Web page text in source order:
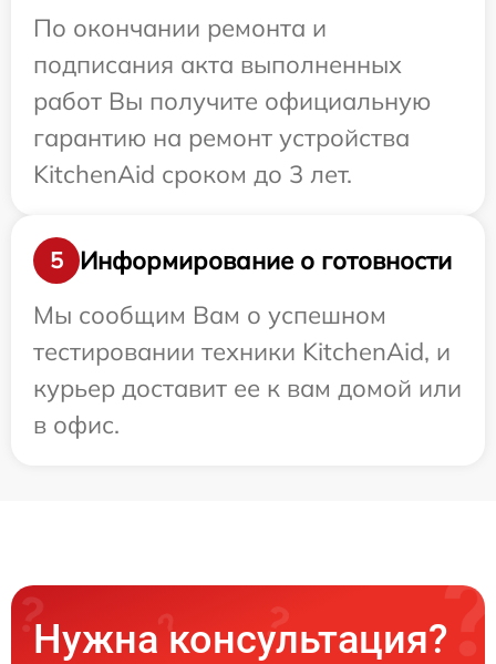
По окончании ремонта и
подписания акта выполненных
работ Вы получите официальную
гарантию на ремонт устройства
KitchenAid сроком до 3 лет.
5
Информирование о готовности
Мы сообщим Вам о успешном
тестировании техники KitchenAid, и
курьер доставит ее к вам домой или
в офис.
Нужна консультация?